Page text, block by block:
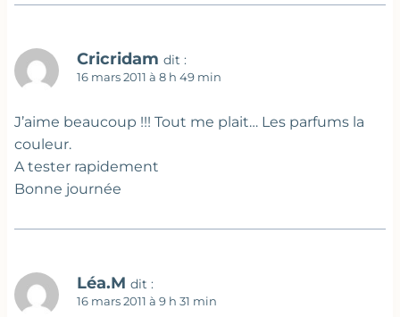
Cricridam dit :
16 mars 2011 à 8 h 49 min
J’aime beaucoup !!! Tout me plait… Les parfums la
couleur.
A tester rapidement
Bonne journée
Léa.M dit :
16 mars 2011 à 9 h 31 min